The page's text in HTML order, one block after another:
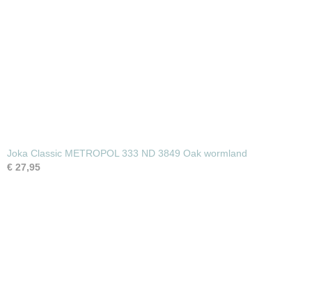
Joka Classic METROPOL 333 ND 3849 Oak wormland
€ 27,95